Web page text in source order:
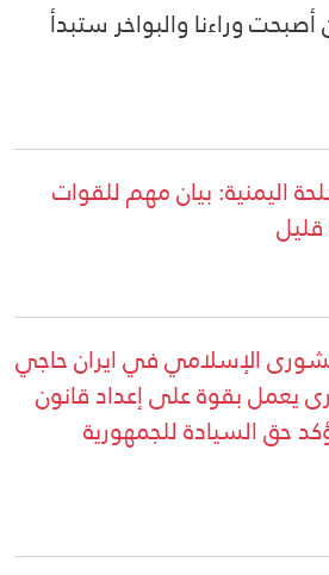
أصبحت وراءنا والبواخر ستبدأ
اليمنية: بيان مهم للقوات
قليل
الإسلامي في ايران حاجي
يعمل بقوة على إعداد قانون
حق السيادة للجمهورية